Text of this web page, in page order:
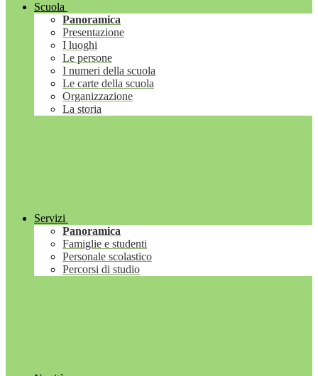
Scuola
Panoramica
Presentazione
I luoghi
Le persone
I numeri della scuola
Le carte della scuola
Organizzazione
La storia
Servizi
Panoramica
Famiglie e studenti
Personale scolastico
Percorsi di studio